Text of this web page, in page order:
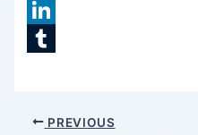
Pinterest
LinkedIn
PREVIOUS